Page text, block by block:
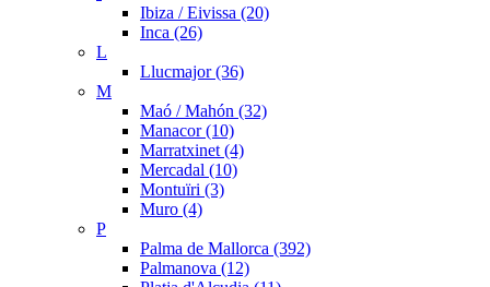
Ibiza / Eivissa (20)
Inca (26)
L
Llucmajor (36)
M
Maó / Mahón (32)
Manacor (10)
Marratxinet (4)
Mercadal (10)
Montuïri (3)
Muro (4)
P
Palma de Mallorca (392)
Palmanova (12)